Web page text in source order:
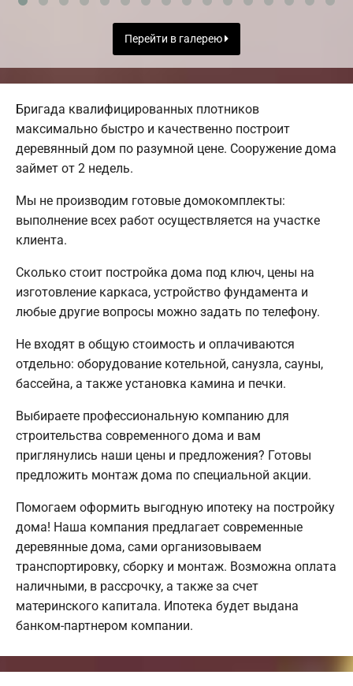
Перейти в галерею
Бригада квалифицированных плотников
максимально быстро и качественно построит
деревянный дом по разумной цене. Сооружение дома
займет от 2 недель.
Мы не производим готовые домокомплекты:
выполнение всех работ осуществляется на участке
клиента.
Сколько стоит постройка дома под ключ, цены на
изготовление каркаса, устройство фундамента и
любые другие вопросы можно задать по телефону.
Не входят в общую стоимость и оплачиваются
отдельно: оборудование котельной, санузла, сауны,
бассейна, а также установка камина и печки.
Выбираете профессиональную компанию для
строительства современного дома и вам
приглянулись наши цены и предложения? Готовы
предложить монтаж дома по специальной акции.
Помогаем оформить выгодную ипотеку на постройку
дома! Наша компания предлагает современные
деревянные дома, сами организовываем
транспортировку, сборку и монтаж. Возможна оплата
наличными, в рассрочку, а также за счет
материнского капитала. Ипотека будет выдана
банком-партнером компании.